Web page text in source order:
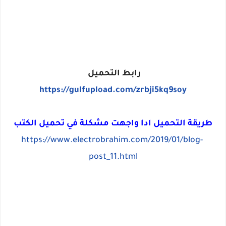
رابط التحميل
https://gulfupload.com/zrbji5kq9soy
طريقة التحميل ادا واجهت مشكلة في تحميل الكتب
https://www.electrobrahim.com/2019/01/blog-
post_11.html